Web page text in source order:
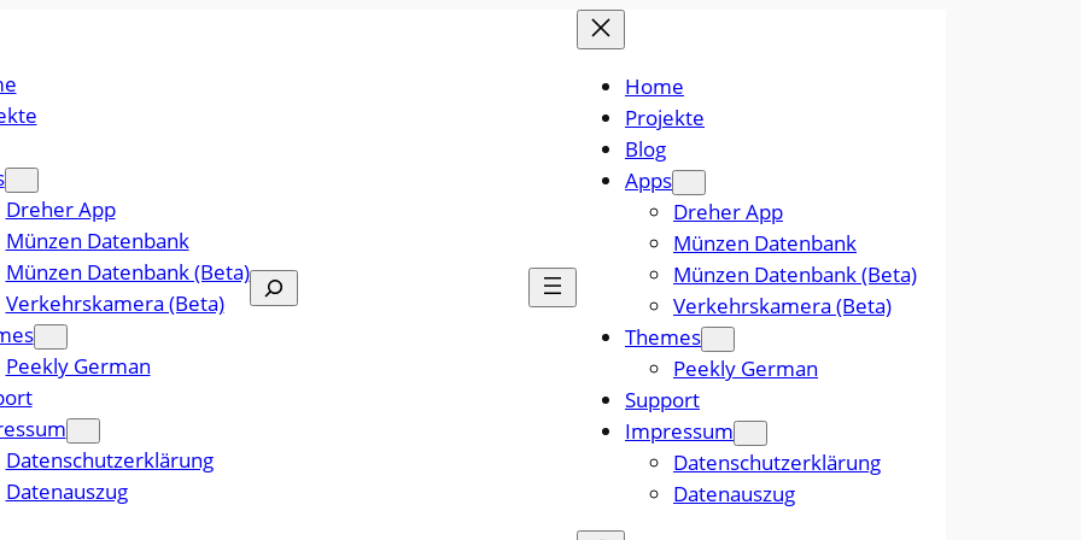
Dreher App
Münzen Datenbank
Münzen Datenbank (Beta)
Verkehrskamera (Beta)
Peekly German
Datenschutzerklärung
Datenauszug
Suchen
Home
Projekte
Blog
Apps
Dreher App
Münzen Datenbank
Münzen Datenbank (Beta)
Verkehrskamera (Beta)
Themes
Peekly German
Support
Impressum
Datenschutzerklärung
Datenauszug